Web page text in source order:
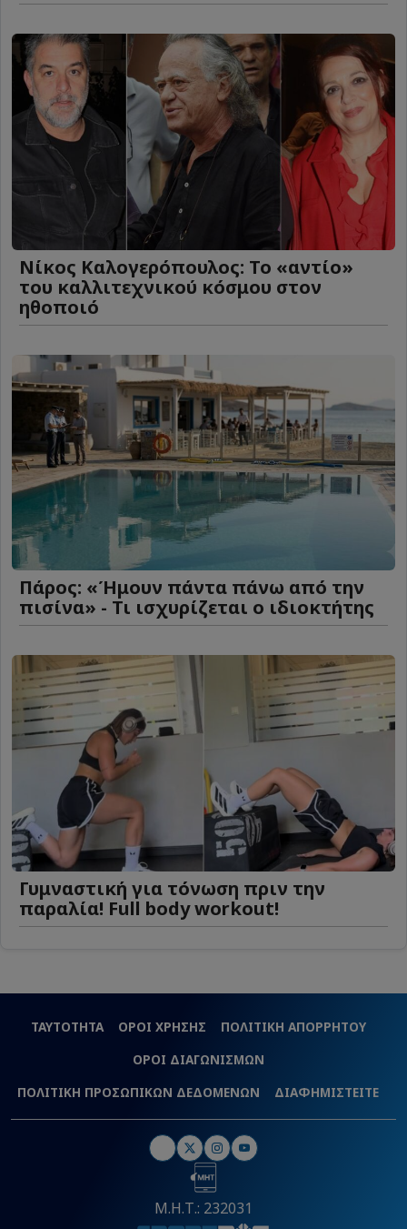
Νίκος Καλογερόπουλος: Το «αντίο»
του καλλιτεχνικού κόσμου στον
ηθοποιό
Πάρος: «Ήμουν πάντα πάνω από την
πισίνα» - Τι ισχυρίζεται ο ιδιοκτήτης
Γυμναστική για τόνωση πριν την
παραλία! Full body workout!
ΤΑΥΤΟΤΗΤΑ ΟΡΟΙ ΧΡΗΣΗΣ
ΠΟΛΙΤΙΚΗ ΑΠΟΡΡΗΤΟΥ
ΟΡΟΙ ΔΙΑΓΩΝΙΣΜΩΝ
ΠΟΛΙΤΙΚΗ ΠΡΟΣΩΠΙΚΩΝ ΔΕΔΟΜΕΝΩΝ
ΔΙΑΦΗΜΙΣΤΕΙΤΕ
Μ.Η.Τ.: 232031